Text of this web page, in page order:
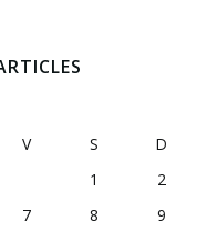
V S
D
1
2
7 8
9